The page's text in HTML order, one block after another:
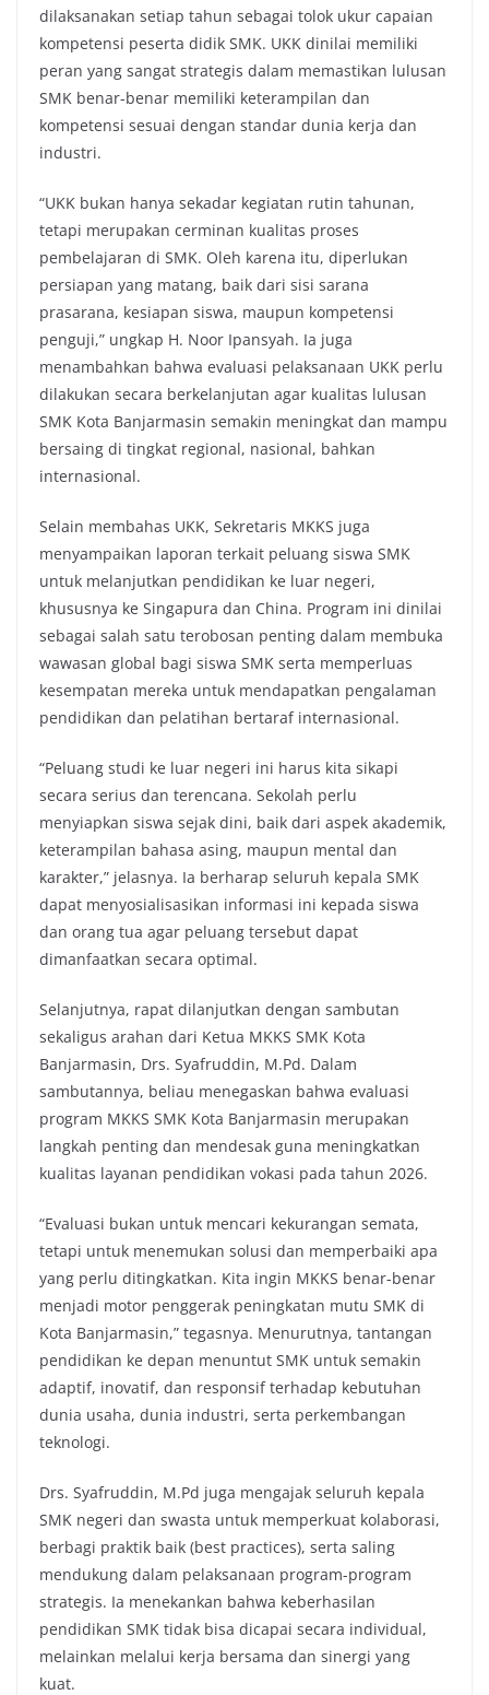
dilaksanakan setiap tahun sebagai tolok ukur capaian
kompetensi peserta didik SMK. UKK dinilai memiliki
peran yang sangat strategis dalam memastikan lulusan
SMK benar-benar memiliki keterampilan dan
kompetensi sesuai dengan standar dunia kerja dan
industri.
“UKK bukan hanya sekadar kegiatan rutin tahunan,
tetapi merupakan cerminan kualitas proses
pembelajaran di SMK. Oleh karena itu, diperlukan
persiapan yang matang, baik dari sisi sarana
prasarana, kesiapan siswa, maupun kompetensi
penguji,” ungkap H. Noor Ipansyah. Ia juga
menambahkan bahwa evaluasi pelaksanaan UKK perlu
dilakukan secara berkelanjutan agar kualitas lulusan
SMK Kota Banjarmasin semakin meningkat dan mampu
bersaing di tingkat regional, nasional, bahkan
internasional.
Selain membahas UKK, Sekretaris MKKS juga
menyampaikan laporan terkait peluang siswa SMK
untuk melanjutkan pendidikan ke luar negeri,
khususnya ke Singapura dan China. Program ini dinilai
sebagai salah satu terobosan penting dalam membuka
wawasan global bagi siswa SMK serta memperluas
kesempatan mereka untuk mendapatkan pengalaman
pendidikan dan pelatihan bertaraf internasional.
“Peluang studi ke luar negeri ini harus kita sikapi
secara serius dan terencana. Sekolah perlu
menyiapkan siswa sejak dini, baik dari aspek akademik,
keterampilan bahasa asing, maupun mental dan
karakter,” jelasnya. Ia berharap seluruh kepala SMK
dapat menyosialisasikan informasi ini kepada siswa
dan orang tua agar peluang tersebut dapat
dimanfaatkan secara optimal.
Selanjutnya, rapat dilanjutkan dengan sambutan
sekaligus arahan dari Ketua MKKS SMK Kota
Banjarmasin, Drs. Syafruddin, M.Pd. Dalam
sambutannya, beliau menegaskan bahwa evaluasi
program MKKS SMK Kota Banjarmasin merupakan
langkah penting dan mendesak guna meningkatkan
kualitas layanan pendidikan vokasi pada tahun 2026.
“Evaluasi bukan untuk mencari kekurangan semata,
tetapi untuk menemukan solusi dan memperbaiki apa
yang perlu ditingkatkan. Kita ingin MKKS benar-benar
menjadi motor penggerak peningkatan mutu SMK di
Kota Banjarmasin,” tegasnya. Menurutnya, tantangan
pendidikan ke depan menuntut SMK untuk semakin
adaptif, inovatif, dan responsif terhadap kebutuhan
dunia usaha, dunia industri, serta perkembangan
teknologi.
Drs. Syafruddin, M.Pd juga mengajak seluruh kepala
SMK negeri dan swasta untuk memperkuat kolaborasi,
berbagi praktik baik (best practices), serta saling
mendukung dalam pelaksanaan program-program
strategis. Ia menekankan bahwa keberhasilan
pendidikan SMK tidak bisa dicapai secara individual,
melainkan melalui kerja bersama dan sinergi yang
kuat.